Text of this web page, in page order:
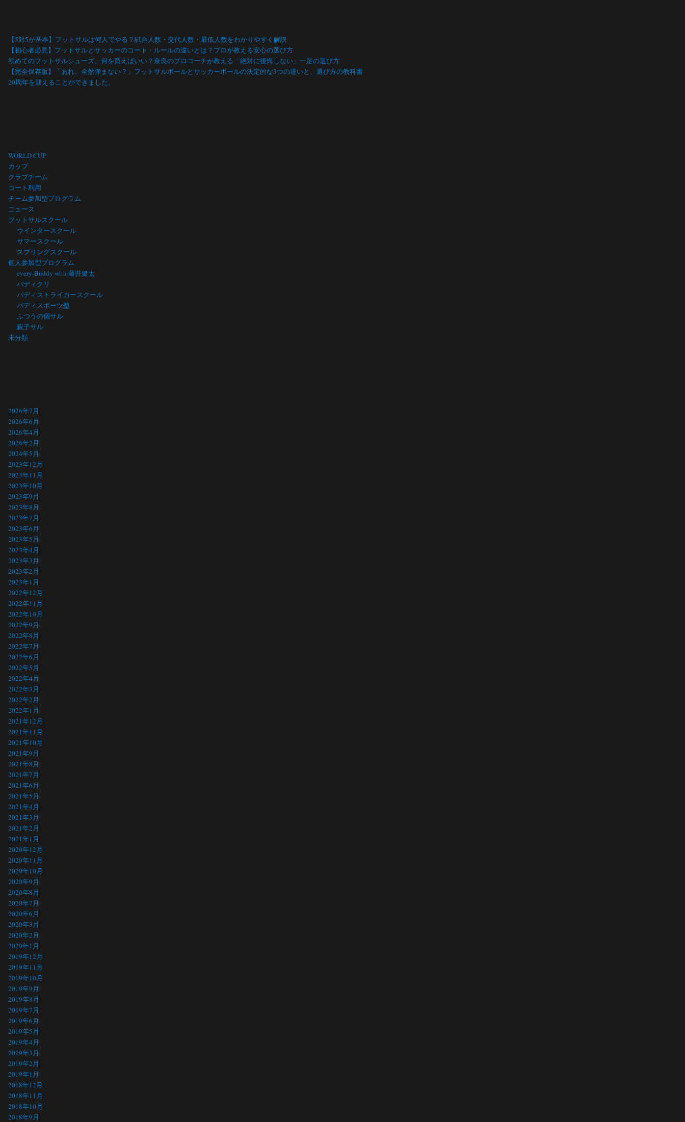
【5対5が基本】フットサルは何人でやる？試合人数・交代人数・最低人数をわかりやすく解説
【初心者必見】フットサルとサッカーのコート・ルールの違いとは？プロが教える安心の選び方
初めてのフットサルシューズ、何を買えばいい？奈良のプロコーチが教える「絶対に後悔しない」一足の選び方
【完全保存版】「あれ、全然弾まない？」フットサルボールとサッカーボールの決定的な3つの違いと、選び方の教科書
20周年を迎えることができました。
WORLD CUP
カップ
クラブチーム
コート利用
チーム参加型プログラム
ニュース
フットサルスクール
ウインタースクール
サマースクール
スプリングスクール
個人参加型プログラム
every-Buddy with 藤井健太
バディクリ
バディストライカースクール
バディスポーツ塾
ふつうの個サル
親子サル
未分類
2026年7月
2026年6月
2026年4月
2026年2月
2024年5月
2023年12月
2023年11月
2023年10月
2023年9月
2023年8月
2023年7月
2023年6月
2023年5月
2023年4月
2023年3月
2023年2月
2023年1月
2022年12月
2022年11月
2022年10月
2022年9月
2022年8月
2022年7月
2022年6月
2022年5月
2022年4月
2022年3月
2022年2月
2022年1月
2021年12月
2021年11月
2021年10月
2021年9月
2021年8月
2021年7月
2021年6月
2021年5月
2021年4月
2021年3月
2021年2月
2021年1月
2020年12月
2020年11月
2020年10月
2020年9月
2020年8月
2020年7月
2020年6月
2020年3月
2020年2月
2020年1月
2019年12月
2019年11月
2019年10月
2019年9月
2019年8月
2019年7月
2019年6月
2019年5月
2019年4月
2019年3月
2019年2月
2019年1月
2018年12月
2018年11月
2018年10月
2018年9月